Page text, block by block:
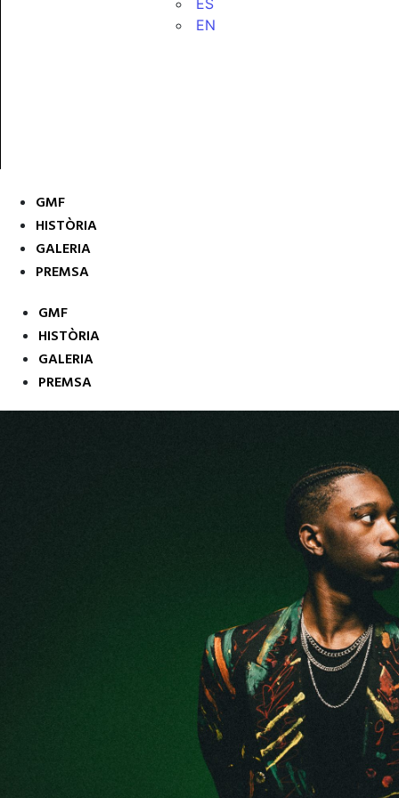
EN
GMF
HISTÒRIA
GALERIA
PREMSA
GMF
HISTÒRIA
GALERIA
PREMSA